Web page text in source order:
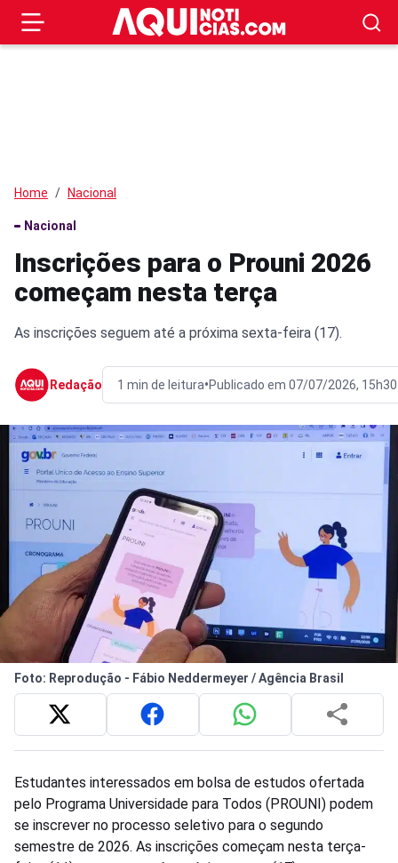
Home Nacional
Nacional
Inscrições para o Prouni 2026
começam nesta terça
As inscrições seguem até a próxima sexta-feira (17).
Redação 1 min de leitura•Publicado em 07/07/2026, 15h30
Foto: Reprodução - Fábio Neddermeyer / Agência Brasil
Estudantes interessados em bolsa de estudos ofertada
pelo Programa Universidade para Todos (PROUNI) podem
se inscrever no processo seletivo para o segundo
semestre de 2026. As inscrições começam nesta terça-